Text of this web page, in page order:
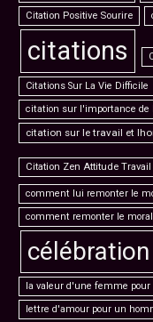
Citation Positive Sourire
citations
Citations Sur La Vie Difficile
citation sur l'importance de
citation sur le travail et
Citation Zen Attitude Travail
comment lui remonter le
comment remonter le
célébration
la valeur d'une femme
lettre d'amour pour un